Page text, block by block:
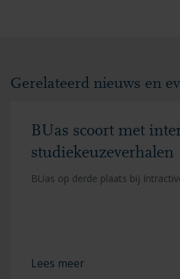
Gerelateerd nieuws en
BUas scoort met
studiekeuzeverhalen
BUas op derde plaats bij
Lees meer